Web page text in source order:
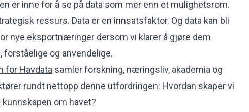
er inne for å se på data som mer enn et mulighetsrom.
ressurs. Data er en innsatsfaktor. Og data kan bli
nye eksportnæringer dersom vi klarer å gjøre dem
forståelige og anvendelige.
for Havdata samler forskning, næringsliv, akademia og
rundt nettopp denne utfordringen: Hvordan skaper vi
kunnskapen om havet?